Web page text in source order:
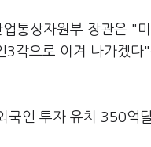
통상자원부 장관은 "
3각으로 이겨 나가겠다
인 투자 유치 350억